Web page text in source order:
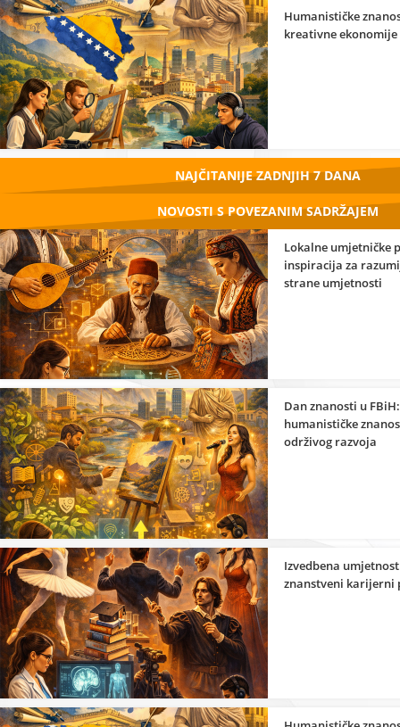
Humanističke
kreativne ekonomije
NAJČITANIJE ZADNJIH 7 DANA
NOVOSTI S POVEZANIM SADRŽAJEM
Lokalne umjetničke
inspiracija za
strane umjetnosti
Dan znanosti u
humanističke
održivog razvoja
Izvedbena
znanstveni karijerni